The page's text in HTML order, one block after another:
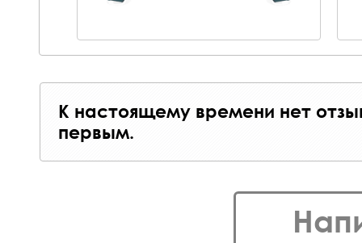
К настоящему времени нет
первым.